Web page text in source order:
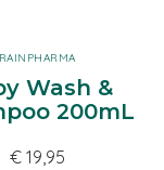
RAINPHARMA
Wash &
200mL
€ 19,95